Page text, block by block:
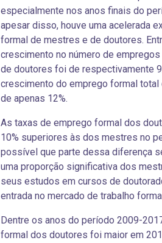
especialmente nos anos finais do
apesar disso, houve uma acelerada
formal de mestres e de doutores.
crescimento no número de
de doutores foi de respectivamente
crescimento do emprego formal
de apenas 12%.
As taxas de emprego formal dos
10% superiores às dos mestres no
possível que parte dessa diferença
uma proporção significativa dos
seus estudos em cursos de
entrada no mercado de trabalho
Dentre os anos do período 2009-
formal dos doutores foi maior em